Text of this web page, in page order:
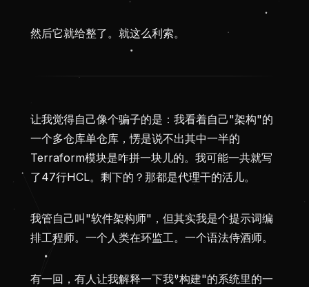
然后它就给整了。就这么利索。
让我觉得自己像个骗子的是：我看着自己"架构"的
一个多仓库单仓库，愣是说不出其中一半的
Terraform模块是咋拼一块儿的。我可能一共就写
了47行HCL。剩下的？那都是代理干的活儿。
我管自己叫"软件架构师"，但其实我是个提示词编
排工程师。一个人类在环监工。一个语法侍酒师。
有一回，有人让我解释一下我"构建"的系统里的一